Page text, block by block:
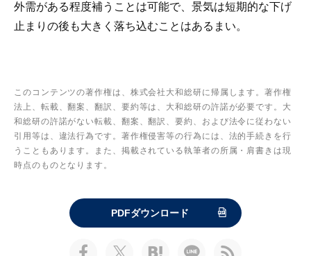
外需がある程度補うことは可能で、景気は短期的な下げ
止まりの後も大きく落ち込むことはあるまい。
このコンテンツの著作権は、株式会社大和総研に帰属します。著作権
法上、転載、翻案、翻訳、要約等は、大和総研の許諾が必要です。大
和総研の許諾がない転載、翻案、翻訳、要約、および法令に従わない
引用等は、違法行為です。著作権侵害等の行為には、法的手続きを行
うこともあります。また、掲載されている執筆者の所属・肩書きは現
時点のものとなります。
PDFダウンロード